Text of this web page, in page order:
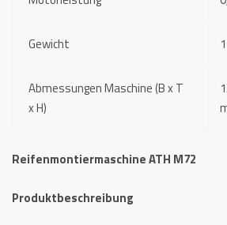
Gewicht
Abmessungen Maschine (B x T
x H)
Reifenmontiermaschine ATH M72
Produktbeschreibung